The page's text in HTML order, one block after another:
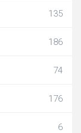
135
186
74
176
6